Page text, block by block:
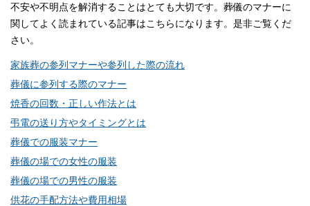
不安や不明点を解消することはとても大切です。葬儀のマナーに
関してよく読まれている記事はこちらになります。是非ご覧くだ
さい。
家族葬の参列マナーや参列した際の流れ
葬儀に参列する際のマナー
焼香の回数・正しい作法とは
弔電の送り方やタイミングとは
葬儀での服装マナー
葬儀の場での女性の服装
葬儀の場での男性の服装
供花の手配方法や費用相場